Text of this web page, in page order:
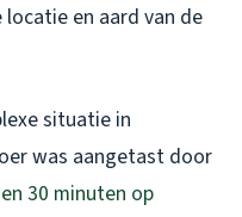
en aard van de
situatie in
was aangetast door
30 minuten op